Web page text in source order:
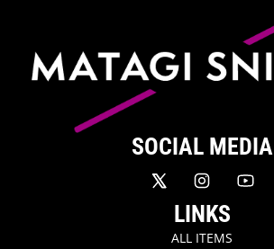
SOCIAL MEDIA
LINKS
ALL ITEMS